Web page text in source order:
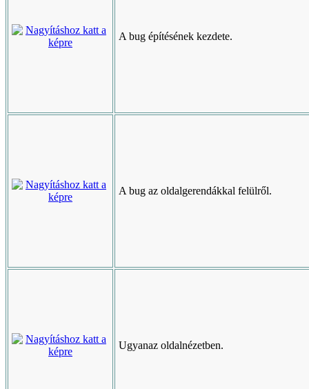
A bug építésének kezdete.
A bug az oldalgerendákkal felülről.
Ugyanaz oldalnézetben.